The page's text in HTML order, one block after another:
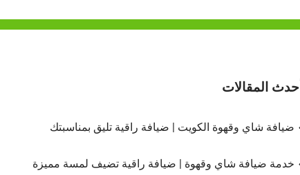
أحدث المقالات
ضيافة شاي وقهوة الكويت | ضيافة راقية تليق بمناسبتك
خدمة ضيافة شاي وقهوة | ضيافة راقية تضيف لمسة مميزة